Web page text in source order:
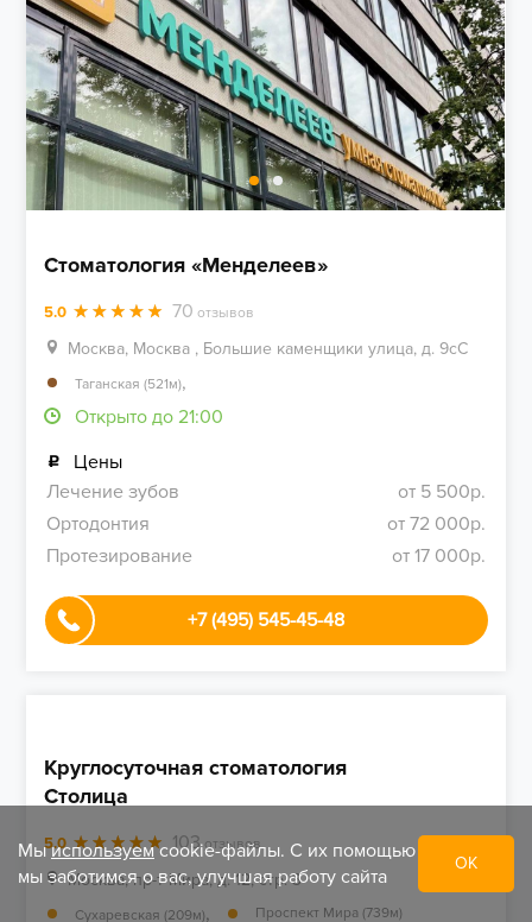
Ортодонтия
от 38 800р.
Протезирование
от 84 900р.
+7 (495) 260-08-60
Стоматология «Менделеев»
5.0 70
Москва, Москва , Большие каменщики улица, д. 9cС
Таганская (521м)
Ортодонтия
Протезирование
от 17 000р.
+7 (495) 545-45-48
Мыиспользуемcookie-файлы. С их помощью
мы заботимся о вас, улучшая работу сайта
ОК